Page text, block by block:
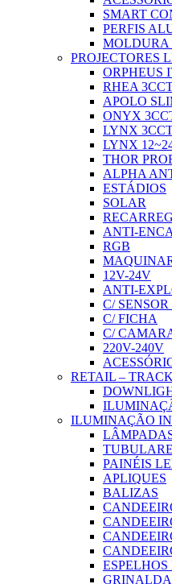
SMART
PERFIS
MOLDURA
PROJECTORES
ORPHEUS
RHEA
APOLO
ONYX
LYNX
LYNX
THOR
ALPHA
ESTÁDIOS
SOLAR
ANTI-
RGB
12V-24V
ANTI-
C/
C/ FICHA
C/
220V-240V
RETAIL –
ILUMINAÇÃO
PAINÉIS
APLIQUES
BALIZAS
ESPELHOS